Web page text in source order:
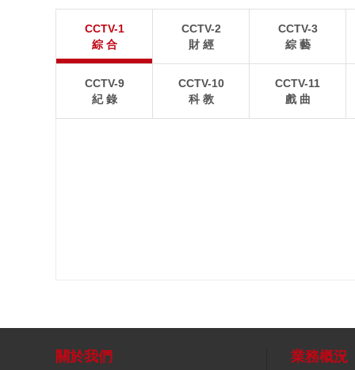
8月2日晚，江蘇張家港香山風景區燈光璀璨，市民和
游客前來賞夜景、逛集市。
8月1日，北京故宮博
CCTV-1
綜 合
CCTV-2
財 經
CCTV-3
綜 藝
CCTV-9
紀 錄
CCTV-10
科 教
CCTV-11
戲 曲
關於我們 業務概況